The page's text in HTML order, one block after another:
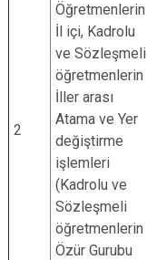
2
Öğretmenlerin
İl içi, Kadrolu
ve Sözleşmeli
öğretmenlerin
İller arası
Atama ve Yer
değiştirme
işlemleri
(Kadrolu ve
Sözleşmeli
öğretmenlerin
Özür Gurubu